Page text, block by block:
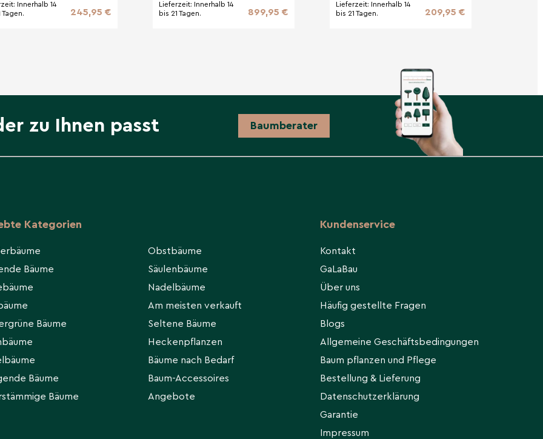
Innerhalb 14
Tagen.
245,95 €
Lieferzeit: Innerhalb 14
bis 21 Tagen.
899,95 €
Lieferzeit: Innerhalb 14
bis 21 Tagen.
209,95 €
zu Ihnen passt Baumberater
Kategorien
Bäume
Bäume
Bäume
Bäume
Obstbäume
Säulenbäume
Nadelbäume
Am meisten verkauft
Seltene Bäume
Heckenpflanzen
Bäume nach Bedarf
Baum-Accessoires
Angebote
Kundenservice
Kontakt
GaLaBau
Über uns
Häufig gestellte Fragen
Blogs
Allgemeine Geschäftsbedingungen
Baum pflanzen und Pflege
Bestellung & Lieferung
Datenschutzerklärung
Garantie
Impressum